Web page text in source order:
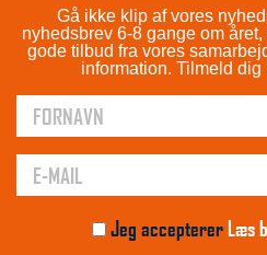
Gå ikke klip af vores
nyhedsbrev 6-8 gange om
gode tilbud fra vores
information. Tilmeld
Jeg acceptererLæs